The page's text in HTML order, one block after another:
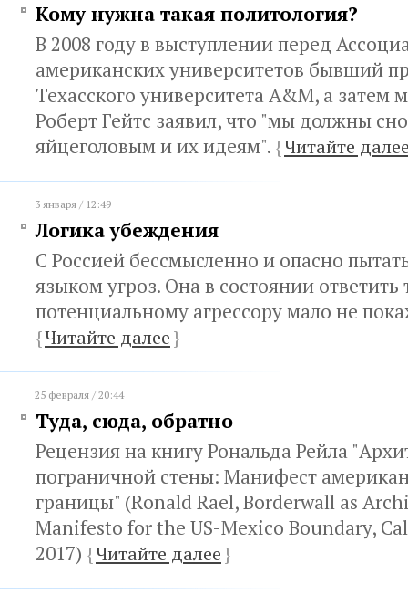
Кому нужна такая политология?
В 2008 году в выступлении перед
американских университетов бывший
Техасского университета A&M, а затем
Роберт Гейтс заявил, что "мы должны
яйцеголовым и их идеям". {Читайте
3 января / 12:49
Логика убеждения
С Россией бессмысленно и опасно
языком угроз. Она в состоянии
потенциальному агрессору мало не
{Читайте далее}
25 февраля / 20:44
Туда, сюда, обратно
Рецензия на книгу Рональда Рейла
пограничной стены: Манифест
границы" (Ronald Rael, Borderwall as
Manifesto for the US-Mexico Boundary,
2017) {Читайте далее}